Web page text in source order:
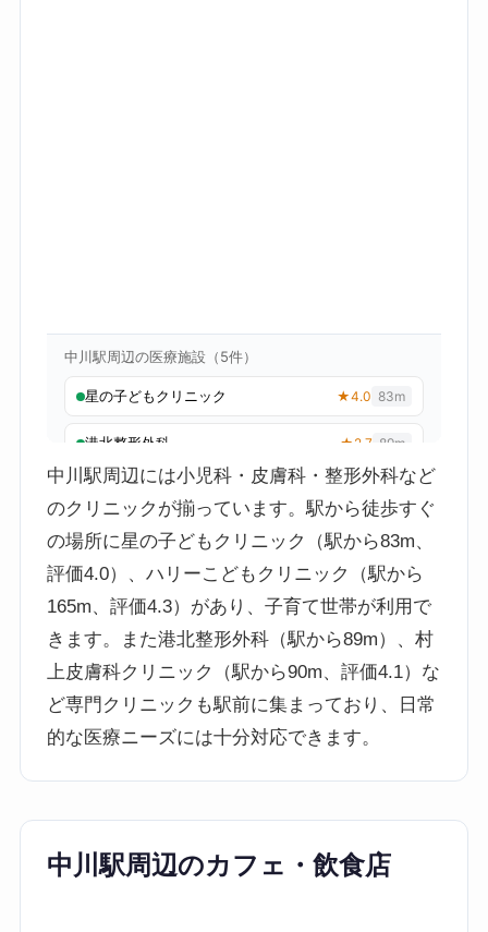
中川駅周辺には小児科・皮膚科・整形外科など
のクリニックが揃っています。駅から徒歩すぐ
の場所に星の子どもクリニック（駅から83m、
評価4.0）、ハリーこどもクリニック（駅から
165m、評価4.3）があり、子育て世帯が利用で
きます。また港北整形外科（駅から89m）、村
上皮膚科クリニック（駅から90m、評価4.1）な
ど専門クリニックも駅前に集まっており、日常
的な医療ニーズには十分対応できます。
中川駅周辺のカフェ・飲食店